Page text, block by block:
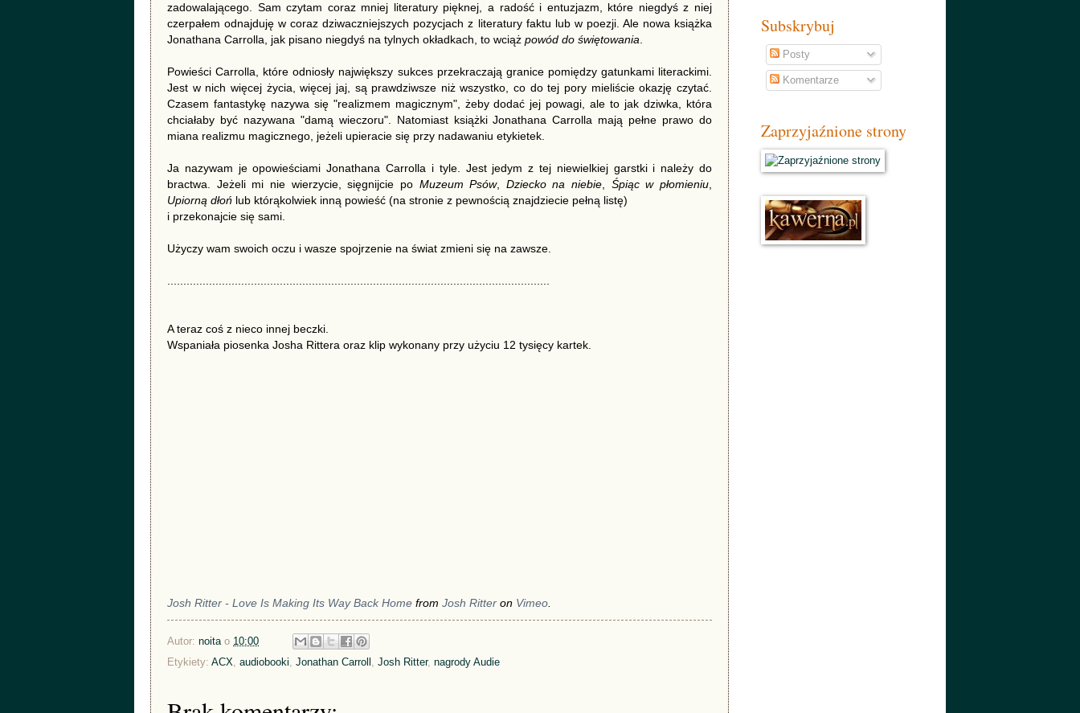
zadowalającego. Sam czytam coraz mniej literatury pięknej, a radość i entuzjazm, które niegdyś z niej
czerpałem odnajduję w coraz dziwaczniejszych pozycjach z literatury faktu lub w poezji. Ale nowa książka
Jonathana Carrolla, jak pisano niegdyś na tylnych okładkach, to wciąż powód do świętowania
Powieści Carrolla, które odniosły największy sukces przekraczają granice pomiędzy gatunkami literackimi.
Jest w nich więcej życia, więcej jaj, są prawdziwsze niż wszystko, co do tej pory mieliście okazję czytać.
Czasem fantastykę nazywa się "realizmem magicznym", żeby dodać jej powagi, ale to jak dziwka, która
chciałaby być nazywana "damą wieczoru". Natomiast książki Jonathana Carrolla mają pełne prawo do
miana realizmu magicznego, jeżeli upieracie się przy nadawaniu etykietek.
Ja nazywam je opowieściami Jonathana Carrolla i tyle. Jest jedym z tej niewielkiej garstki i należy do
bractwa. Jeżeli mi nie wierzycie, sięgnijcie po Muzeum Psów, Dziecko na niebie Śpiąc w płomieniu
Upiorną dłoń lub którąkolwiek inną powieść (na stronie z pewnością znajdziecie pełną listę)
i przekonajcie się sami.
Użyczy wam swoich oczu i wasze spojrzenie na świat zmieni się na zawsze.
A teraz coś z nieco innej beczki.
Wspaniała piosenka Josha Rittera oraz klip wykonany przy użyciu 12 tysięcy kartek.
Josh Ritter - Love Is Making Its Way Back Home from Josh Ritter on Vimeo
Autor: noita o 10:00
Etykiety: ACX, audiobooki, Jonathan Carroll , Josh Ritter, nagrody Audie
Subskrybuj
Posty
Komentarze
Zaprzyjaźnione strony